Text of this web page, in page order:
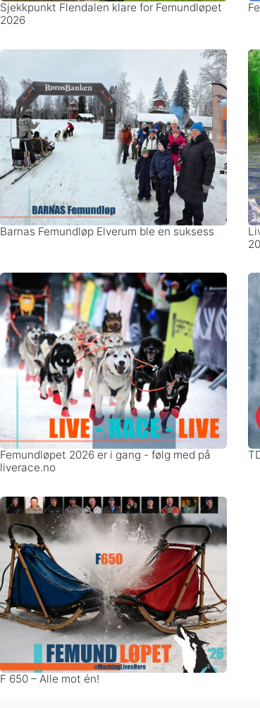
Sjekkpunkt Flendalen klare for Femundløpet
2026
Barnas Femundløp Elverum ble en suksess
Femundløpet 2026 er i gang - følg med på
liverace.no
F 650 – Alle mot én!